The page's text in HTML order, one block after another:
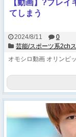
【動画】?ブレ
てしまう
2024/8/11
0
芸能/スポーツ系2ch
オモシロ動画 オリンピ